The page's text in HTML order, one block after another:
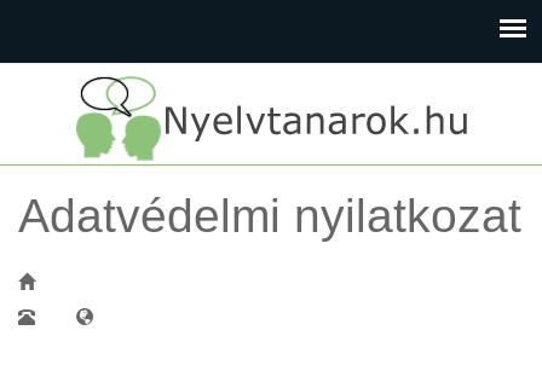
Adatvédelmi nyilatkozat